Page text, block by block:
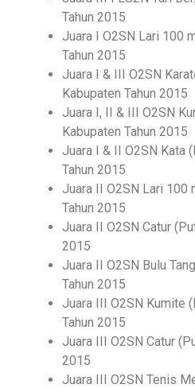
Tahun 2015
Juara I O2SN Lari 100
Tahun 2015
Juara I & III O2SN
Kabupaten Tahun 2015
Juara I, II & III O2SN
Kabupaten Tahun 2015
Juara I & II O2SN Kata
Tahun 2015
Juara II O2SN Lari 100
Tahun 2015
Juara II O2SN Catur
2015
Juara II O2SN Bulu
Tahun 2015
Juara III O2SN Kumite
Tahun 2015
Juara III O2SN Catur
2015
Juara III O2SN Tenis